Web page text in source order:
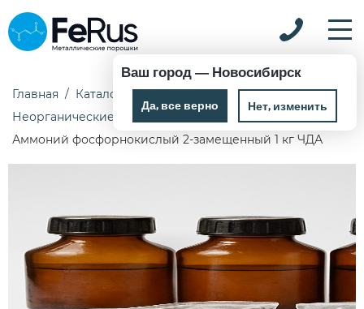
Ваш город — Новосибирск
Да, все верно Нет, изменить
Главная Каталог
Химические реактивы
Неорганические реактивы
Аммоний фосфорнокислый 2-замещенный 1 кг ЧДА